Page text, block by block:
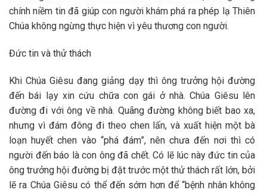
chính niềm tin đã giúp con người khám phá ra phép lạ Thiên
Chúa không ngừng thực hiện vì yêu thương con người.
Đức tin và thử thách
Khi Chúa Giêsu đang giảng dạy thì ông trưởng hội đường
đến bái lạy xin cứu chữa con gái ở nhà. Chúa Giêsu lên
đường đi với ông về nhà. Quãng đường không biết bao xa,
nhưng vì đám đông đi theo chen lấn, và xuất hiện một bà
loạn huyết chen vào “phá đám”, nên chưa đến nơi thì có
người đến báo là con ông đã chết. Có lẽ lúc này đức tin của
ông trưởng hội đường bị đặt trước một thử thách rất lớn, bởi
lẽ ra Chúa Giêsu có thể đến sớm hơn để “bệnh nhân không